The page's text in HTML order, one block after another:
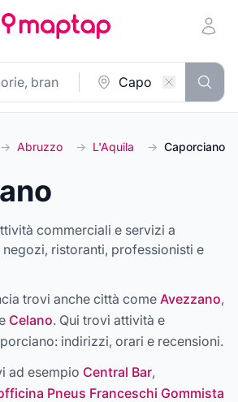
→ Abruzzo → L'Aquila → Caporciano
commerciali e servizi a
ristoranti, professionisti e
trovi anche città come Avezzano,
Celano. Qui trovi attività e
: indirizzi, orari e recensioni.
ad esempio Central Bar,
Pneus Franceschi Gommista